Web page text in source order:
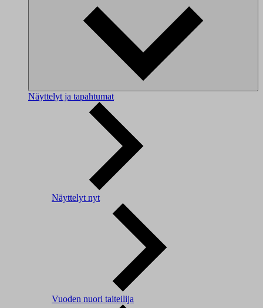
Näyttelyt ja tapahtumat
Näyttelyt nyt
Vuoden nuori taiteilija